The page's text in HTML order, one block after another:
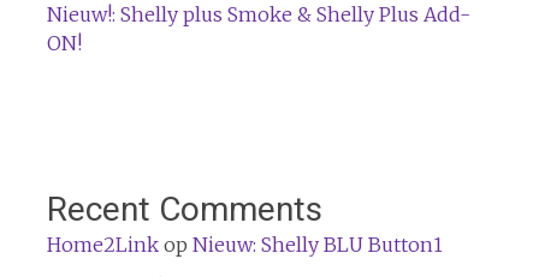
Nieuw!: Shelly plus Smoke & Shelly Plus Add-
ON!
Recent Comments
Home2Linkop Nieuw: Shelly BLU Button1